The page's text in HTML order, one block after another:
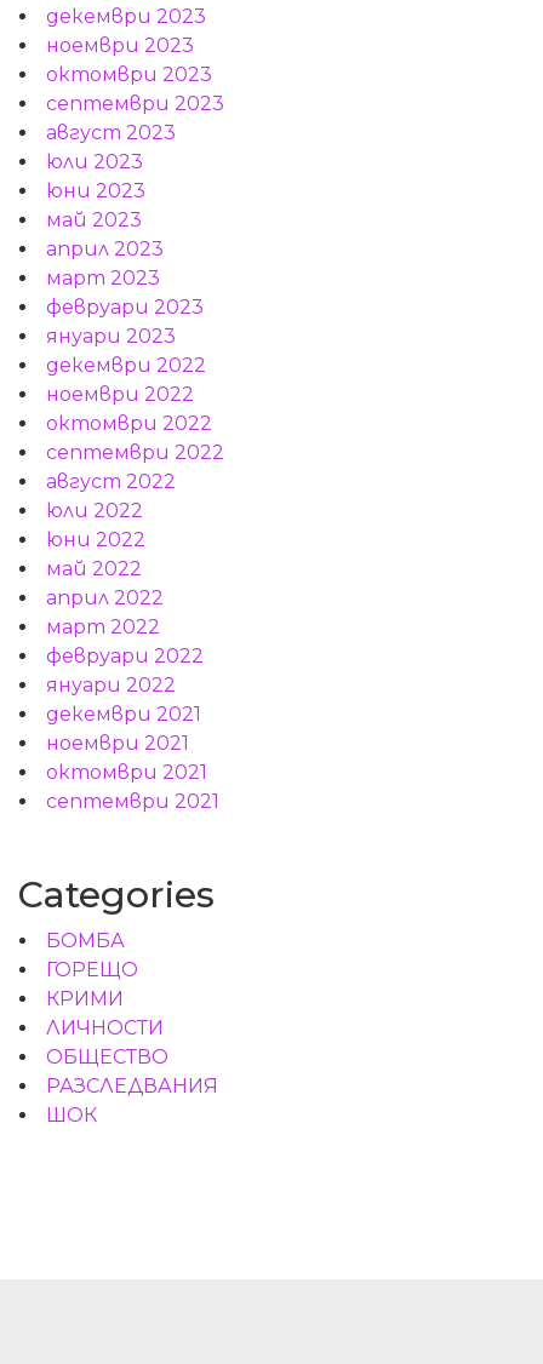
декември 2023
ноември 2023
октомври 2023
септември 2023
август 2023
юли 2023
юни 2023
май 2023
април 2023
март 2023
февруари 2023
януари 2023
декември 2022
ноември 2022
октомври 2022
септември 2022
август 2022
юли 2022
юни 2022
май 2022
април 2022
март 2022
февруари 2022
януари 2022
декември 2021
ноември 2021
октомври 2021
септември 2021
Categories
БОМБА
ГОРЕЩО
КРИМИ
ЛИЧНОСТИ
ОБЩЕСТВО
РАЗСЛЕДВАНИЯ
ШОК